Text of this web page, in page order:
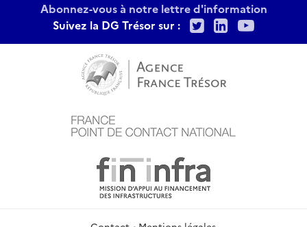
Abonnez-vous à notre lettre d'information
Suivez la DG Trésor sur :
TwitterLinkedIn